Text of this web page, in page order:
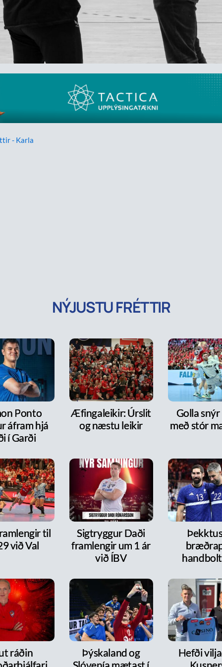
- Karla
NÝJUSTU FRÉTTIR
Ponto
áfram hjá
í Garði
Æfingaleikir: Úrslit
og næstu leikir
Golla
með stór
til
við Val
Sigtryggur Daði
framlengir um 1 ár
við ÍBV
ráðin
Þýskaland og
Hefði